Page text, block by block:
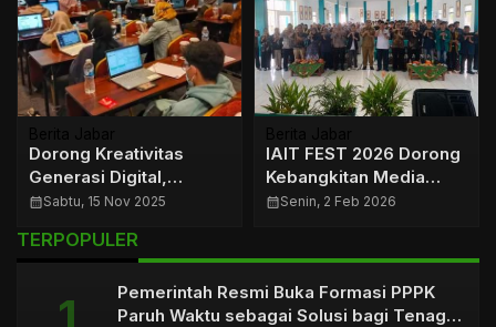
Dorong Kreativitas
Generasi Digital,
Pelatihan Konten
Tasikmalaya ke-24
calendar_monthSabtu, 15 Nov 2025
IAIT FEST 2026 Dorong
Kebangkitan Media
Dakwah Kreatif di
calendar_monthSenin, 2 Feb 2026
TERPOPULER
Pemerintah Resmi Buka Formasi PPPK
Paruh Waktu sebagai Solusi bagi Tenaga